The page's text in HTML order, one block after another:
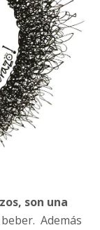
son una
Además